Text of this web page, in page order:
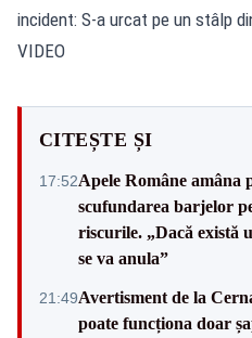
incident: S-a urcat pe un stâlp
VIDEO
CITEȘTE ȘI
17:52Apele Române amâna
scufundarea barjelor
riscurile. „Dacă există
se va anula”
21:49Avertisment de la
poate funcționa doar